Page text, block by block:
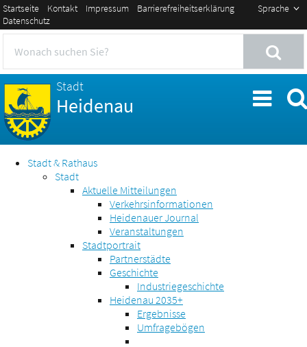
Sprache
Startseite Kontakt Impressum
Barrierefreiheitserklärung
Datenschutz
Stadt
Heidenau
Stadt & Rathaus
Stadt
Aktuelle Mitteilungen
Verkehrsinformationen
Heidenauer Journal
Veranstaltungen
Stadtportrait
Partnerstädte
Geschichte
Industriegeschichte
Heidenau 2035+
Ergebnisse
Umfragebögen